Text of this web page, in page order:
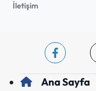
İletişim
Ana Sayfa